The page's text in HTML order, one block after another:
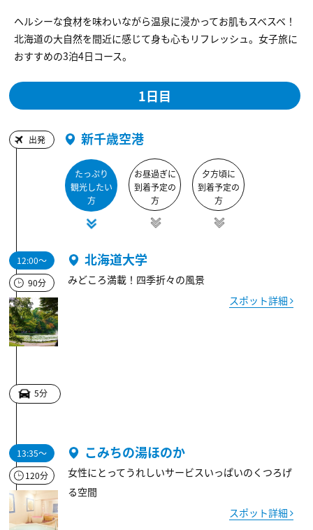
ヘルシーな食材を味わいながら温泉に浸かってお肌もスベスベ！
北海道の大自然を間近に感じて身も心もリフレッシュ。女子旅に
おすすめの3泊4日コース。
1日目
出発 新千歳空港
たっぷり
観光したい
方
お昼過ぎに
到着予定の
方
夕方頃に
到着予定の
方
12:00～
90分
北海道大学
みどころ満載！四季折々の風景
スポット詳細
5分
13:35～
120分
こみちの湯ほのか
女性にとってうれしいサービスいっぱいのくつろげ
る空間
スポット詳細